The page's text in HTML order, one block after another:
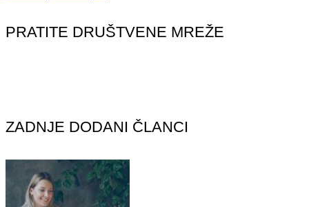
PRATITE DRUŠTVENE MREŽE
ZADNJE DODANI ČLANCI